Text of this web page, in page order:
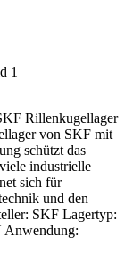
Rillenkugellager
von SKF mit
schützt das
industrielle
sich für
und den
SKF Lagertyp:
Anwendung: